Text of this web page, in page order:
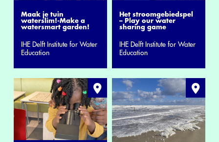
Maak je tuin
waterslim!-Make a
watersmart garden!
IHE Delft Institute for Water
Education
Het stroomgebiedspel
– Play our water
sharing game
IHE Delft Institute for Water
Education